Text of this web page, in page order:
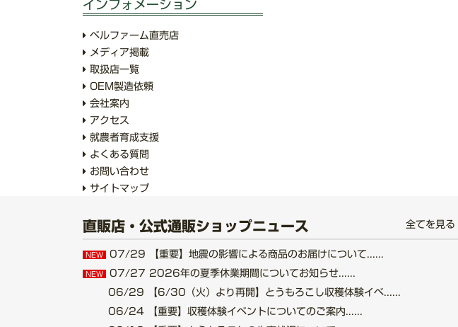
インフォメーション
ベルファーム直売店
メディア掲載
取扱店一覧
OEM製造依頼
会社案内
アクセス
就農者育成支援
よくある質問
お問い合わせ
サイトマップ
直販店・公式通販ショップニュース 全てを見る
NEW 07/29 【重要】地震の影響による商品のお届けについて......
NEW 07/27 2026年の夏季休業期間についてお知らせ......
06/29 【6/30（火）より再開】とうもろこし収穫体験イベ......
06/24 【重要】収穫体験イベントについてのご案内......